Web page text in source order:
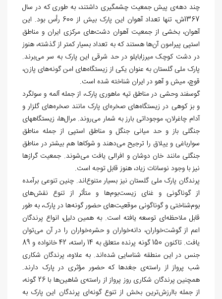
چند دهه‏‌ی پیش جمعیت چشمگیری داشتند، به طوری که در سال
1367ش، تنها تعداد آهوان این پارک بیش از 600 رأس بود. این
آهوان، بخشی از جمعیت آهوان دشت­های مرکزی ایران و مناطق
استپی پیرامون آنها هستند که به تعداد بسیار کمتر از گذشته، هنوز
در دشت کوچک میرزابایلو در حد شرقی این پارک به سر میبرند.
پارک ملی گلستان به عنوان یکی از زیستگاههای امن گونههای پازن،
قوچ، میش و آهو در ایران شناخته شده است.
گوسفند وحشی در مناطق تپه ماهوری پارک، از جمله آلمه و سولگرد
و بز کوهی در زیستگاه‌‏های صخره‌‏ای پارک مانند صخره‌‏های گلزار و
آدام چاغرلان، موجوداتی بارز به شمار می‏‌روند. مرال‏‌ها، زیستگاه‏های
جنگلی باز و حد میانی جنگل و مناطق استپی از جمله مناطق
سوارباغی و ییلاق را ترجیح میدهند و شوکاها هم بیشتر در مناطق
جنگلی مانند خان دوشان و افرالی یافت میشوند. جمعیت گرازها
نیز با وجود نوسانات زیاد، هنوز قابل توجه است.
پرندگان پارک ملی گلستان نیز بسیار متنوع‏‌اند. چنین تنوعی برآمده
از گوناگونی و غنای زیست‏‌بومها و متأثر از تنوع نقشهای
بوم‏‌شناختی و گوناگونی موقعیتهای حضور گونهها در پارک، به طور
قابل ملاحظهای توسعه یافته است. به همین دلیل، انواع پرندگان
اعم از گوشت‌خواران، دانهخواران و حشره‏‌خواران را در آن میتوان
یافت. تاکنون 150 گونه پرنده متعلق به 14 راسته، 42 خانواده و 89
جنس در این منطقه شناسایی شدهاند. به علاوه، پرندگان شکاری
شب پرواز از راستهی جغدها که حضور مؤثری در پارک دارند.
همچنین پرندگان شکاری روز پرواز از راسته
ی شاهین‏‌ها با 26 گونه،
از جمله باارزشترین بخش از تنوع گونهای پرندگان این پارک به